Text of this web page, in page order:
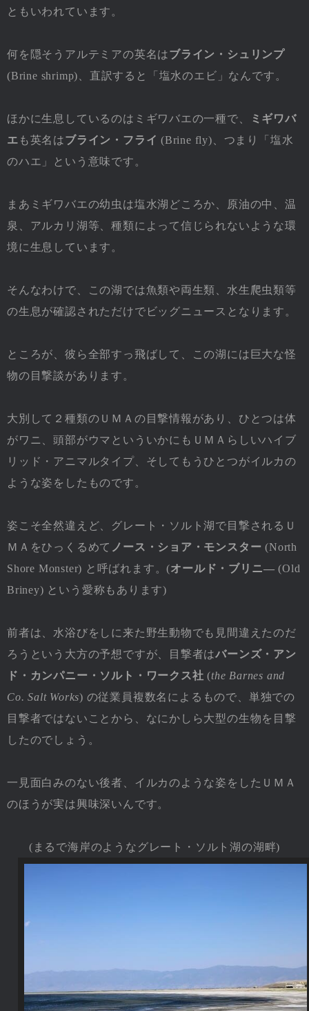
ともいわれています。
何を隠そうアルテミアの英名はブライン・シュリンプ
(Brine shrimp)、直訳すると「塩水のエビ」なんです。
ほかに生息しているのはミギワバエの一種で、
ミギワバ
エ も英名はブライン・フライ (Brine fly)、つまり「塩水
のハエ」という意味です。
まあミギワバエの幼虫は塩水湖どころか、原油の中、温
泉、アルカリ湖等、種類によって信じられないような環
境に生息しています。
そんなわけで、この湖では魚類や両生類、水生爬虫類等
の生息が確認されただけでビッグニュースとなります。
ところが、彼ら全部すっ飛ばして、この湖には巨大な怪
物の目撃談があります。
大別して２種類のＵＭＡの目撃情報があり、ひとつは体
がワニ、頭部がウマといういかにもＵＭＡらしいハイブ
リッド・アニマルタイプ、そしてもうひとつがイルカの
ような姿をしたものです。
姿こそ全然違えど、グレート・ソルト湖で目撃されるＵ
ＭＡをひっくるめて ノース・ショア・モンスター (North
Shore Monster) と呼ばれます。(オールド・ブリニ― (Old
Briney) という愛称もあります)
前者は、水浴びをしに来た野生動物でも見間違えたのだ
ろうという大方の予想ですが、目撃者はバーンズ・アン
ド・カンパニー・ソルト・ワークス社 (the Barnes and
Co. Salt Works) の従業員複数名によるもので、単独での
目撃者ではないことから、なにかしら大型の生物を目撃
したのでしょう。
一見面白みのない後者、イルカのような姿をしたＵＭＡ
のほうが実は興味深いんです。
(まるで海岸のようなグレート・ソルト湖の湖畔)